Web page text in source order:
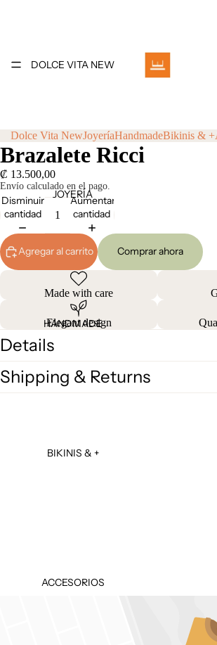
DOLCE VITA NEW
JOYERÍA
HANDMADE
BIKINIS & +
ACCESORIOS
Dolce Vita NewJoyeríaHandmadeBikinis & +
Brazalete Ricci
₡ 13.500,00
Envío calculado en el pago.
Disminuir
cantidad
Aumentar
cantidad
Agregar al carrito Comprar ahora
Made with care
Elegant design
Details
Shipping & Returns